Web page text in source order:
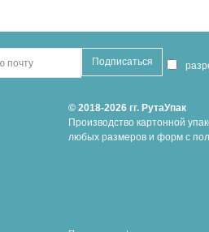
© 2018-2026 гг. РутаУпак
Производство картонной
любых размеров и форм с